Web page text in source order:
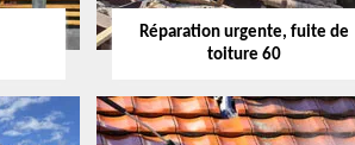
Réparation urgente, fuite de
toiture 60